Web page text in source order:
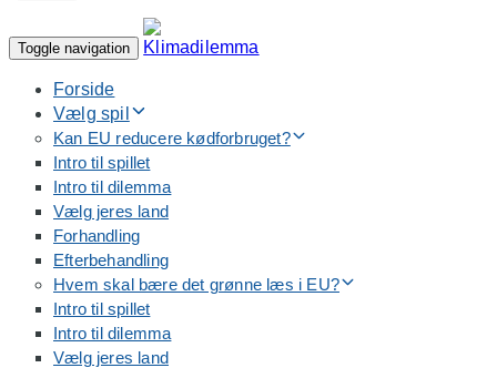
Toggle navigation
Forside
Vælg spil
Kan EU reducere kødforbruget?
Intro til spillet
Intro til dilemma
Vælg jeres land
Forhandling
Efterbehandling
Hvem skal bære det grønne læs i EU?
Intro til spillet
Intro til dilemma
Vælg jeres land